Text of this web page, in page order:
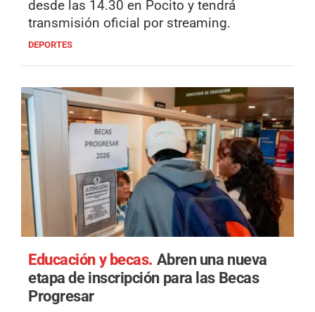
desde las 14.30 en Pocito y tendrá
transmisión oficial por streaming.
DEPORTES
Educación y becas. Abren una nueva
etapa de inscripción para las Becas
Progresar